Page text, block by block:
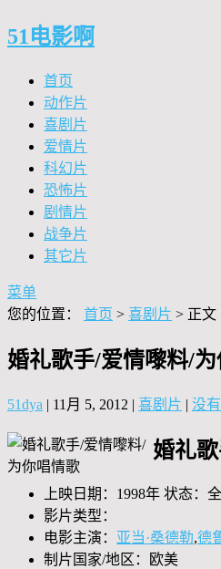
51电影啊
首页
动作片
喜剧片
爱情片
科幻片
恐怖片
剧情片
战争片
其它片
菜单
您的位置： 首页 > 喜剧片 > 正文
婚礼歌手/爱情嚟料/
51dya | 11月 5, 2012 | 喜剧片 | 没
婚礼
上映日期：1998年 状态：
影片类型：
电影主演： 亚当·桑德勒,德
制片国家/地区：欧美